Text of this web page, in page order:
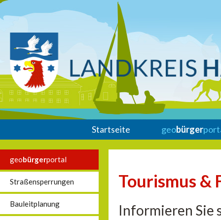
Startseite geobürger
geobürgerportal
Straßensperrungen
Bauleitplanung
Tourismus &
Informieren Sie